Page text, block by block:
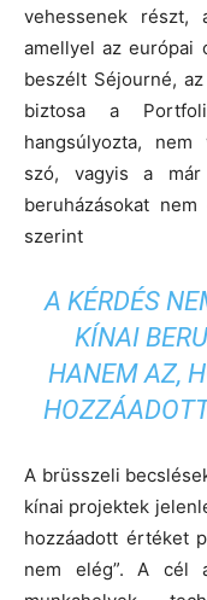
vehessenek részt,
amellyel az európai
beszélt Séjourné,
biztosa a
hangsúlyozta, nem
szó, vagyis a már
beruházásokat
szerint
A KÉRDÉS
KÍNAI
HANEM AZ,
A brüsszeli
kínai projektek
hozzáadott értéket
nem elég”. A cél